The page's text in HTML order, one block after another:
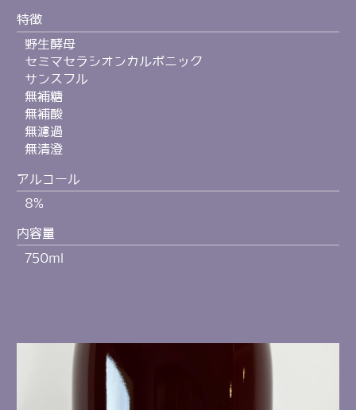
特徴
野生酵母
セミマセラシオンカルボニック
サンスフル
無補糖
無補酸
無濾過
無清澄
アルコール
8%
内容量
750ml